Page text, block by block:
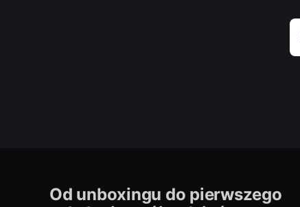
Od unboxingu do pierwszego